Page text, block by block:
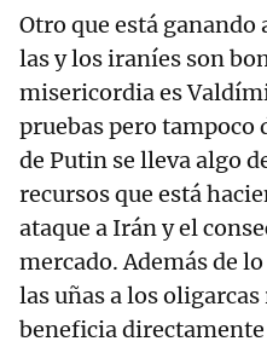
Otro que está
las y los iraníes son
misericordia es
pruebas pero tampoco
de Putin se lleva algo
recursos que está
ataque a Irán y el
mercado. Además de
las uñas a los
beneficia